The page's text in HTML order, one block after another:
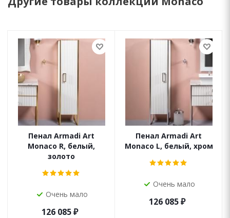
Пенал Armadi Art
Monaco R, белый,
золото
Очень мало
126 085₽
Пенал Armadi Art
Monaco L, белый, хром
Очень мало
126 085₽